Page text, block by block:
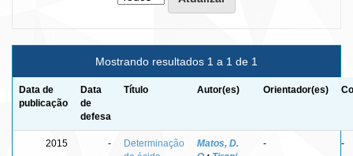
Mostrando resultados 1 a 1 de 1
Data de
publicação
Data
de
defesa
Título Autor(es) Orientador(es)
2015 -
Determinação
Matos, D.
- -